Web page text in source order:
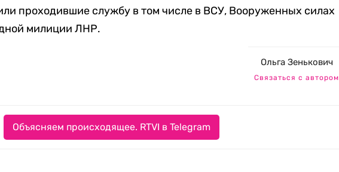
проходившие службу в том числе в ВСУ, Вооруженных силах
милиции ЛНР.
Ольга Зенькович
Связаться с автором
Объясняем происходящее. RTVI в Telegram